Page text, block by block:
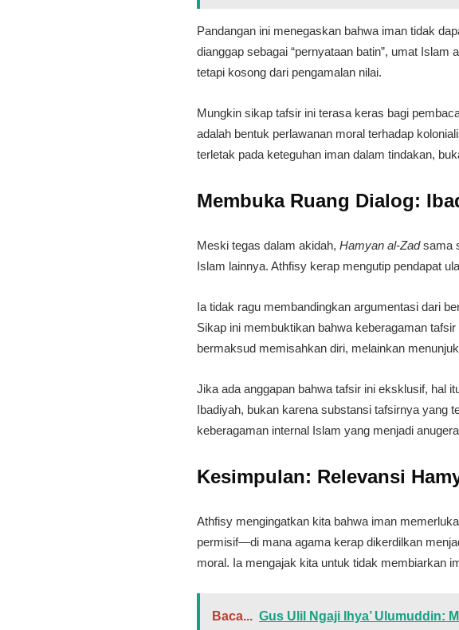
​Pandangan ini menegaskan bahwa iman tidak
dianggap sebagai “pernyataan batin”, umat
tetapi kosong dari pengamalan nilai.
​Mungkin sikap tafsir ini terasa keras bagi
adalah bentuk perlawanan moral terhadap
terletak pada keteguhan iman dalam tindakan,
​Membuka Ruang Dialog:
​Meski tegas dalam akidah, Hamyan al-Zadsama
Islam lainnya. Athfisy kerap mengutip pendapat
​Ia tidak ragu membandingkan argumentasi dari
Sikap ini membuktikan bahwa keberagaman
bermaksud memisahkan diri, melainkan
​Jika ada anggapan bahwa tafsir ini eksklusif, hal
Ibadiyah, bukan karena substansi tafsirnya yang
keberagaman internal Islam yang menjadi
​Kesimpulan: Relevansi
​Athfisy mengingatkan kita bahwa iman
permisif—di mana agama kerap dikerdilkan
moral. Ia mengajak kita untuk tidak membiarkan
Baca... Gus Ulil Ngaji Ihya’ Ulumuddin: